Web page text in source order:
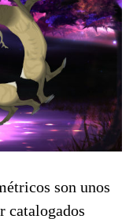
son unos
catalogados